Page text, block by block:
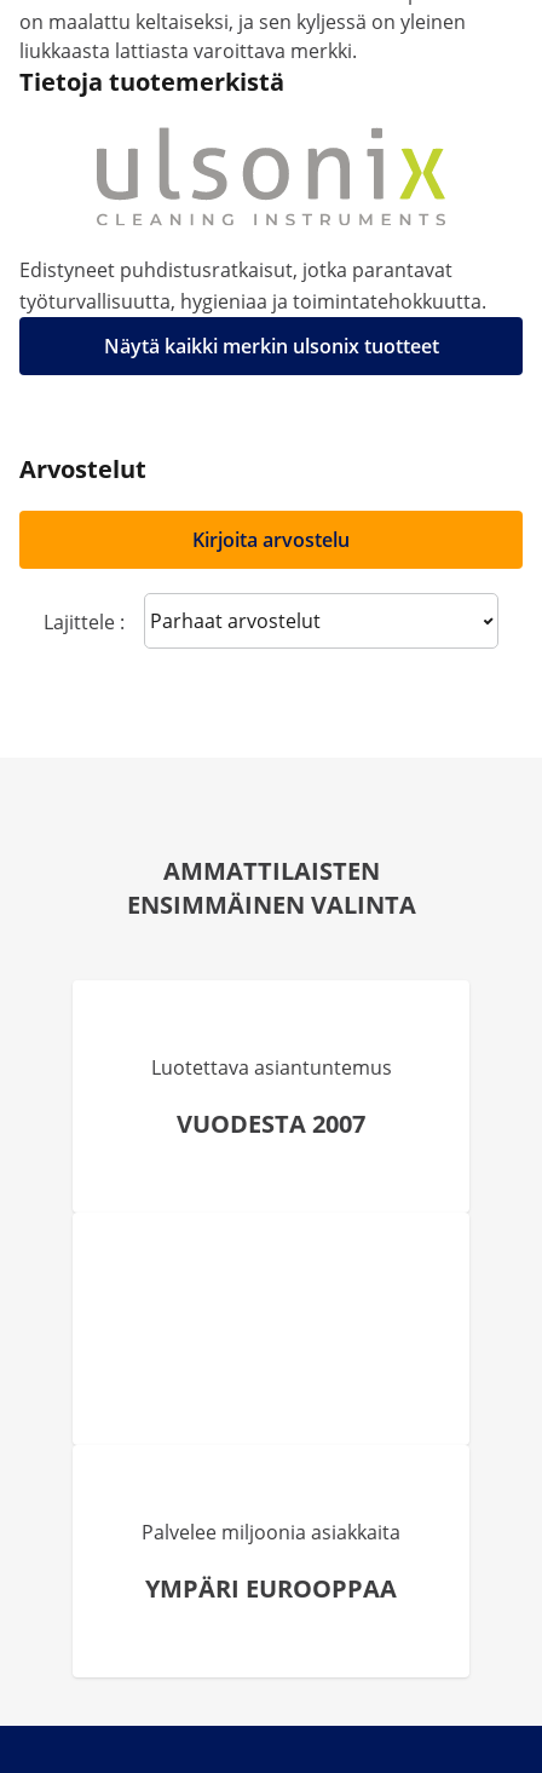
on maalattu keltaiseksi, ja sen kyljessä on yleinen
liukkaasta lattiasta varoittava merkki.
Tietoja tuotemerkistä
Edistyneet puhdistusratkaisut, jotka parantavat
työturvallisuutta, hygieniaa ja toimintatehokkuutta.
Näytä kaikki merkin ulsonix tuotteet
Arvostelut
Kirjoita arvostelu
Lajittele : Sort reviews
AMMATTILAISTEN
ENSIMMÄINEN VALINTA
Luotettava asiantuntemus
VUODESTA 2007
Palvelee miljoonia asiakkaita
YMPÄRI EUROOPPAA